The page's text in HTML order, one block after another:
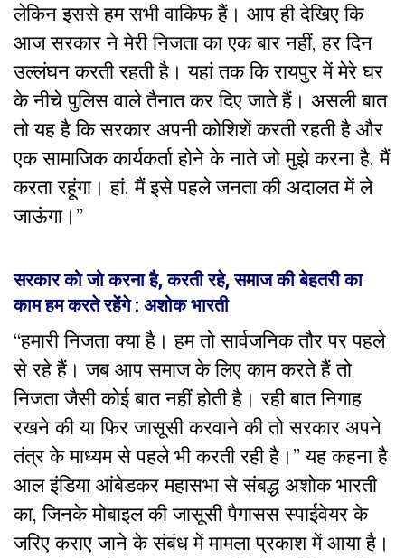
लेकिन इससे हम सभी वाकिफ हैं। आप ही देखिए कि
आज सरकार ने मेरी निजता का एक बार नहीं, हर दिन
उल्लंघन करती रहती है। यहां तक कि रायपुर में मेरे घर
के नीचे पुलिस वाले तैनात कर दिए जाते हैं। असली बात
तो यह है कि सरकार अपनी कोशिशें करती रहती है और
एक सामाजिक कार्यकर्ता होने के नाते जो मुझे करना है, मैं
करता रहूंगा। हां, मैं इसे पहले जनता की अदालत में ले
जाऊंगा।”
सरकार को जो करना है, करती रहे, समाज की बेहतरी का
काम हम करते रहेंगे : अशोक भारती
“हमारी निजता क्या है। हम तो सार्वजनिक तौर पर पहले
से रहे हैं। जब आप समाज के लिए काम करते हैं तो
निजता जैसी कोई बात नहीं होती है। रही बात निगाह
रखने की या फिर जासूसी करवाने की तो सरकार अपने
तंत्र के माध्यम से पहले भी करती रही है।” यह कहना है
आल इंडिया आंबेडकर महासभा से संबद्ध अशोक भारती
का, जिनके मोबाइल की जासूसी पैगासस स्पाईवेयर के
जरिए कराए जाने के संबंध में मामला प्रकाश में आया है।